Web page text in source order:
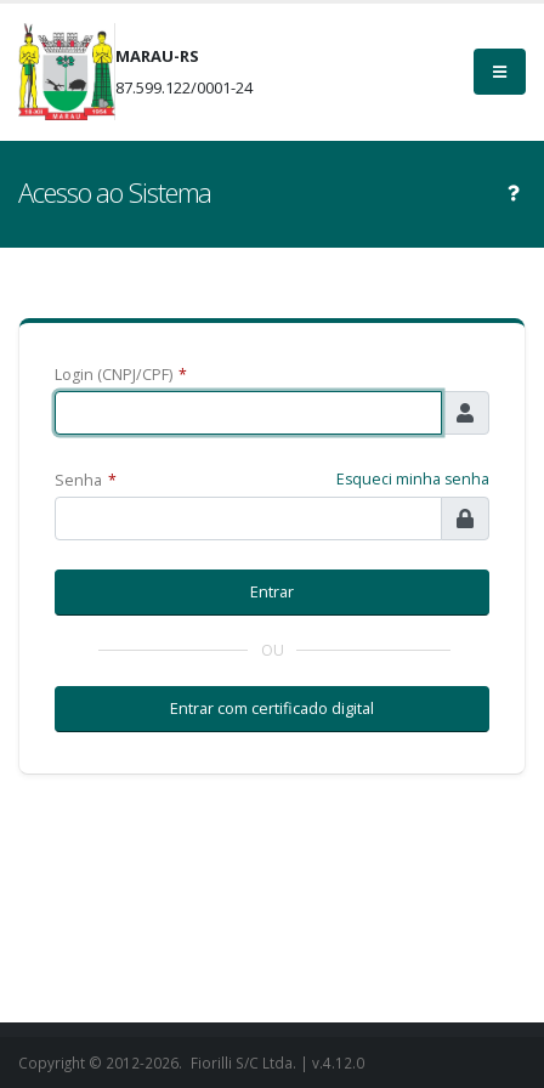
MARAU-RS
87.599.122/0001-24
Acesso ao Sistema
Login (CNPJ/CPF) *
Esqueci minha senha
Senha *
OU
Copyright © 2012-2026. Fiorilli S/C Ltda. | v.4.12.0